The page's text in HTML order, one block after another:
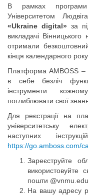
В рамках програми
Університетом
«Ukraine digital» за
викладачі Вінницького
отримали
кінця календарного року.
Платформа AMBOSS –
в себе безліч
інструменти
поглиблювати свої
Для реєстрації на
університетську
наступних
https://go.amboss.com/
Зареєструйте
використовуйте
пошти
На вашу адресу